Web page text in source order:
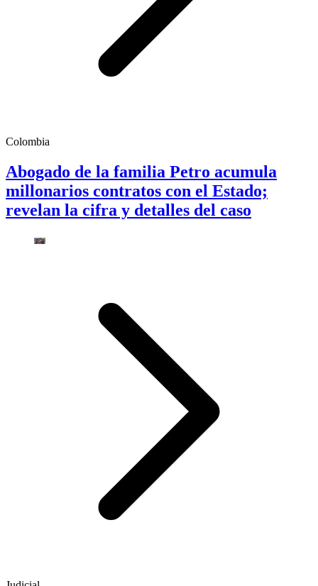
Colombia
Abogado de la familia Petro acumula
millonarios contratos con el Estado;
revelan la cifra y detalles del caso